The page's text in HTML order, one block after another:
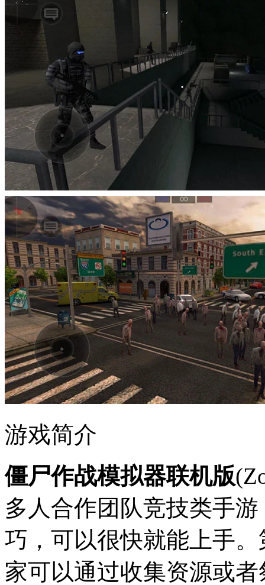
游戏简介
僵尸作战模拟器联机版
多人合作团队竞技类手
巧，可以很快就能上手
家可以通过收集资源或